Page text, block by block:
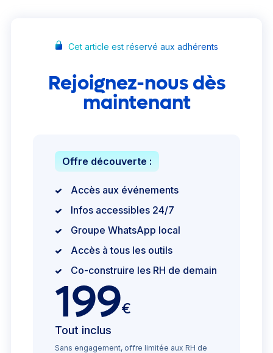
Cet article est réservé aux adhérents
Rejoignez-nous dès
maintenant
Offre découverte :
Accès aux événements
Infos accessibles 24/7
Groupe WhatsApp local
Accès à tous les outils
Co-construire les RH de demain
199€
Tout inclus
Sans engagement, offre limitée aux RH de